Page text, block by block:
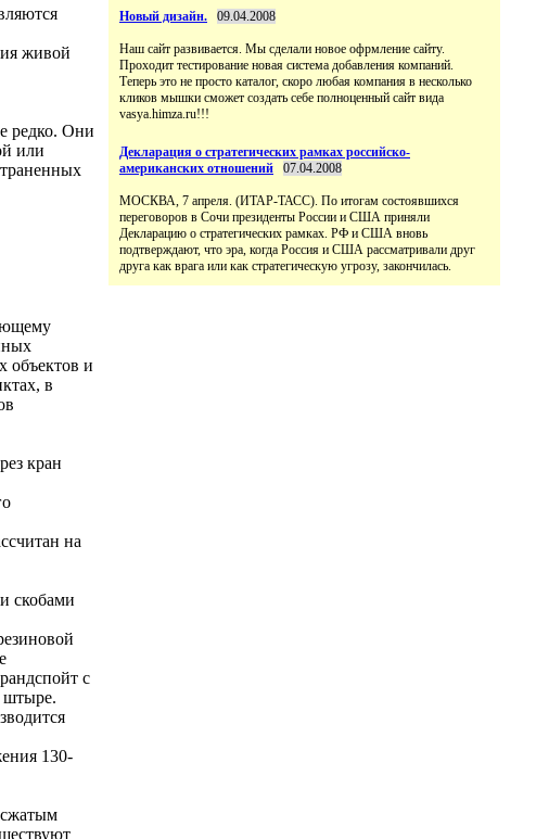
живой
редко. Они
или
объектов и
в
кран
на
скобами
с
штыре.
130-
сжатым
Новый дизайн. 09.04.2008
Наш сайт развивается. Мы сделали новое офрмление сайту.
Проходит тестирование новая система добавления компаний.
Теперь это не просто каталог, скоро любая компания в несколько
кликов мышки сможет создать себе полноценный сайт вида
vasya.himza.ru!!!
Декларация о стратегических рамках российско-
американских отношений
07.04.2008
МОСКВА, 7 апреля. (ИТАР-ТАСС). По итогам состоявшихся
переговоров в Сочи президенты России и США приняли
Декларацию о стратегических рамках. РФ и США вновь
подтверждают, что эра, когда Россия и США рассматривали друг
друга как врага или как стратегическую угрозу, закончилась.